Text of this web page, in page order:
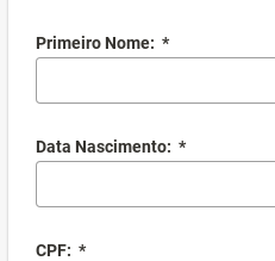
Primeiro Nome: *
Data Nascimento: *
CPF: *